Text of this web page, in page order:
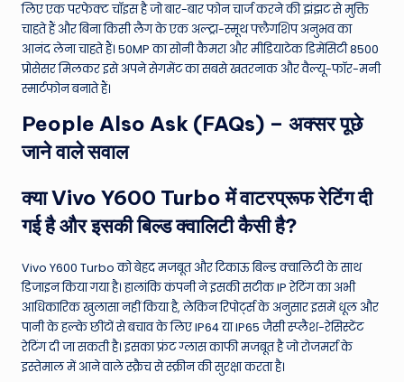
लिए एक परफेक्ट चॉइस है जो बार-बार फोन चार्ज करने की झंझट से मुक्ति
चाहते हैं और बिना किसी लैग के एक अल्ट्रा-स्मूथ फ्लैगशिप अनुभव का
आनंद लेना चाहते हैं। 50MP का सोनी कैमरा और मीडियाटेक डिमेंसिटी 8500
प्रोसेसर मिलकर इसे अपने सेगमेंट का सबसे खतरनाक और वैल्यू-फॉर-मनी
स्मार्टफोन बनाते हैं।
People Also Ask (FAQs) – अक्सर पूछे
जाने वाले सवाल
क्या Vivo Y600 Turbo में वाटरप्रूफ रेटिंग दी
गई है और इसकी बिल्ड क्वालिटी कैसी है?
Vivo Y600 Turbo को बेहद मजबूत और टिकाऊ बिल्ड क्वालिटी के साथ
डिजाइन किया गया है। हालांकि कंपनी ने इसकी सटीक IP रेटिंग का अभी
आधिकारिक खुलासा नहीं किया है, लेकिन रिपोर्ट्स के अनुसार इसमें धूल और
पानी के हल्के छींटों से बचाव के लिए IP64 या IP65 जैसी स्प्लैश-रेसिस्टेंट
रेटिंग दी जा सकती है। इसका फ्रंट ग्लास काफी मजबूत है जो रोजमर्रा के
इस्तेमाल में आने वाले स्क्रैच से स्क्रीन की सुरक्षा करता है।